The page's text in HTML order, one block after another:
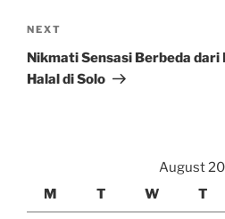
Next
Post
NEXT
Nikmati Sensasi Berbeda dari
Halal di Solo
August
M
T W T